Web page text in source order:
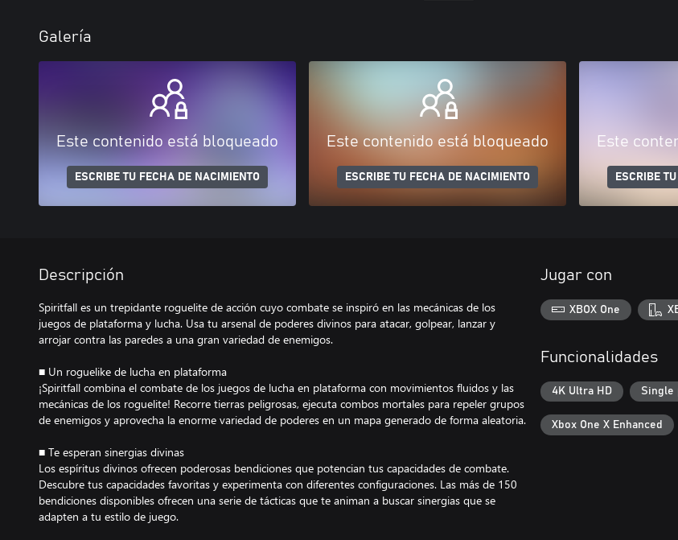
Galería
Este contenido está bloqueado
ESCRIBE TU FECHA DE NACIMIENTO
Este contenido está bloqueado
ESCRIBE TU FECHA DE NACIMIENTO
Este
ESCRIBE
Descripción
Spiritfall es un trepidante roguelite de acción cuyo combate se inspiró en las mecánicas de los
juegos de plataforma y lucha. Usa tu arsenal de poderes divinos para atacar, golpear, lanzar y
arrojar contra las paredes a una gran variedad de enemigos.
■ Un roguelike de lucha en plataforma
¡Spiritfall combina el combate de los juegos de lucha en plataforma con movimientos fluidos y las
mecánicas de los roguelite! Recorre tierras peligrosas, ejecuta combos mortales para repeler grupos
de enemigos y aprovecha la enorme variedad de poderes en un mapa generado de forma aleatoria.
■ Te esperan sinergias divinas
Los espíritus divinos ofrecen poderosas bendiciones que potencian tus capacidades de combate.
Descubre tus capacidades favoritas y experimenta con diferentes configuraciones. Las más de 150
bendiciones disponibles ofrecen una serie de tácticas que te animan a buscar sinergias que se
adapten a tu estilo de juego.
Jugar con
XBOX One
Funcionalidades
4K Ultra HD Single
Xbox One X Enhanced